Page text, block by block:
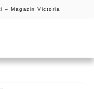
– Magazin Victoria